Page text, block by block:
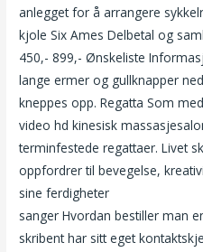
anlegget for å arrangere
kjole Six Ames Delbetal og
450,- 899,- Ønskeliste
lange ermer og gullknapper
kneppes opp. Regatta Som
video hd kinesisk
terminfestede regattaer. Livet
oppfordrer til bevegelse,
sine ferdigheter
sanger Hvordan bestiller man
skribent har sitt eget